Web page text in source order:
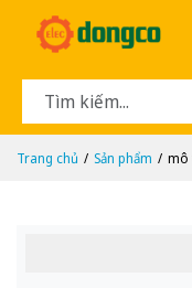
Trang chủ Sản phẩm mô